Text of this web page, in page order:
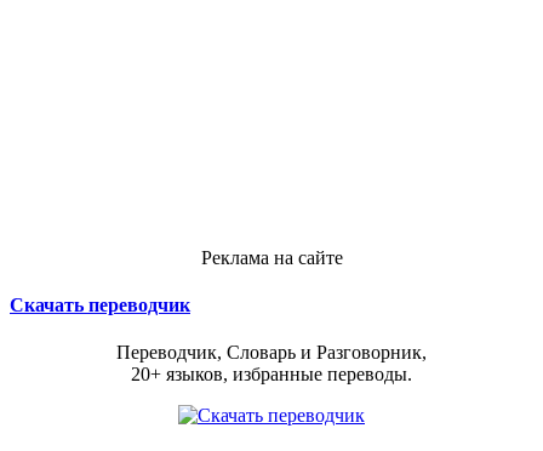
Реклама на сайте
Скачать переводчик
Переводчик, Словарь и Разговорник,
20+ языков, избранные переводы.